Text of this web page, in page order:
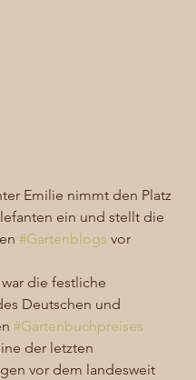
Emilie nimmt den Platz
ein und stellt die
#Gartenblogs vor
die festliche
Deutschen und
#Gartenbuchpreises
der letzten
vor dem landesweit